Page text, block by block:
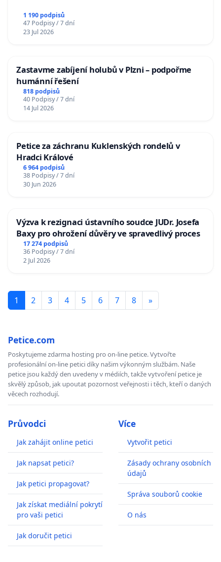
1 190 podpisů
47 Podpisy / 7 dní
23 Jul 2026
Zastavme zabíjení holubů v Plzni – podpořme
humánní řešení
818 podpisů
40 Podpisy / 7 dní
14 Jul 2026
Petice za záchranu Kuklenských rondelů v
Hradci Králové
6 964 podpisů
38 Podpisy / 7 dní
30 Jun 2026
Výzva k rezignaci ústavního soudce JUDr. Josefa
Baxy pro ohrožení důvěry ve spravedlivý proces
17 274 podpisů
36 Podpisy / 7 dní
2 Jul 2026
1 2 3 4 5 6 7 8 »
Petice.com
Poskytujeme zdarma hosting pro on-line petice. Vytvořte
profesionální on-line petici díky našim výkonným službám. Naše
petice jsou každý den uvedeny v médiích, takže vytvoření petice je
skvělý způsob, jak upoutat pozornost veřejnosti i těch, kteří o daných
věcech rozhodují.
Průvodci
Jak zahájit online petici
Jak napsat petici?
Jak petici propagovat?
Jak získat mediální pokrytí
pro vaši petici
Jak doručit petici
Více
Vytvořit petici
Zásady ochrany osobních
údajů
Správa souborů cookie
O nás